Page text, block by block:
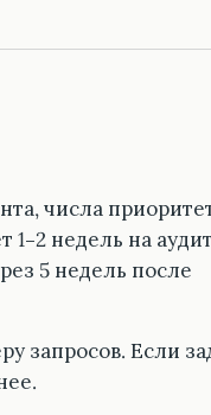
числа
1–2 недель на
5 недель после
запросов. Если